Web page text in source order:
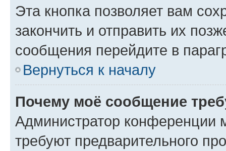
Эта кнопка позволяет вам
закончить и отправить их
сообщения перейдите в
Вернуться к началу
Почему моё сообщение
Администратор конференции
требуют предварительного